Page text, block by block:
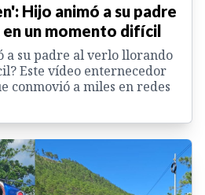
Hijo animó a su padre
un momento difícil
a su padre al verlo llorando
Este vídeo enternecedor
conmovió a miles en redes